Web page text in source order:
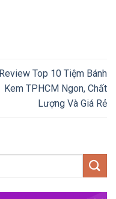
Review Top 10 Tiệm Bánh
Kem TPHCM Ngon, Chất
Lượng Và Giá Rẻ